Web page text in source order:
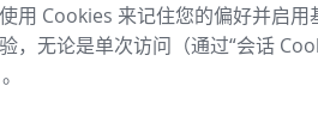
用 Cookies 来记住您的偏好并启
，无论是单次访问（通过“会话